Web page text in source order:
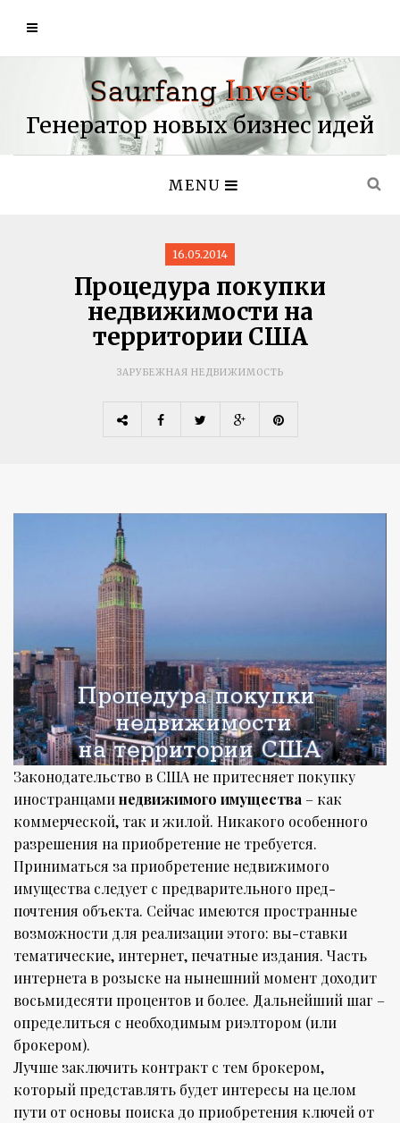
Генератор новых бизнес идей
MENU
16.05.2014
Процедура покупки
недвижимости на
территории США
ЗАРУБЕЖНАЯ НЕДВИЖИМОСТЬ
Законодательство в США не притесняет покупку
иностранцаминедвижимого имущества – как
коммерческой, так и жилой. Никакого особенного
разрешения на приобретение не требуется.
Приниматься за приобретение недвижимого
имущества следует с предварительного пред-
почтения объекта. Сейчас имеются пространные
возможности для реализации этого: вы-ставки
тематические, интернет, печатные издания. Часть
интернета в розыске на нынешний момент доходит
восьмидесяти процентов и более. Дальнейший шаг –
определиться с необходимым риэлтором (или
брокером).
Лучше заключить контракт с тем брокером,
который представлять будет интересы на целом
пути от основы поиска до приобретения ключей от